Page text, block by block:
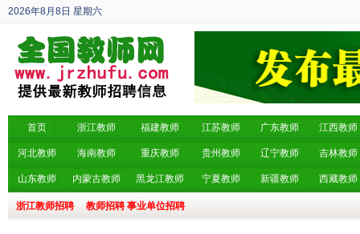
2026年8月8日 星期六
丙午年 六月廿六
首页 浙江教师 福建教师 江苏教师 广东教师 江西教师
河北教师 海南教师 重庆教师 贵州教师 辽宁教师 吉林教师
山东教师 内蒙古教师 黑龙江教师 宁夏教师 新疆教师 西藏教师
浙江教师招聘 教师招聘 事业单位招聘